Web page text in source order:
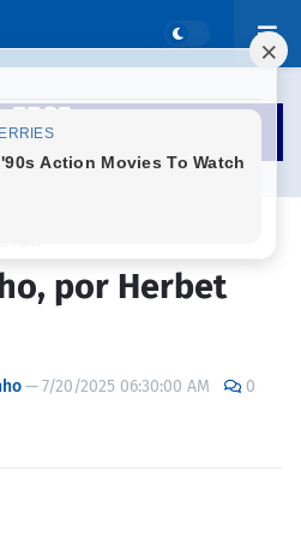
por Herbet
—7/20/2025 06:30:00 AM 0